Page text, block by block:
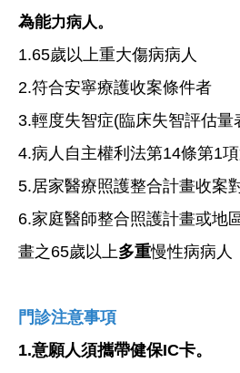
為能力病人。
1.65歲以上重大傷病病人
2.符合安寧療護收案條件者
3.輕度失智症(臨床失智評估量
4.病人自主權利法第14條第1
5.居家醫療照護整合計畫收案
6.家庭醫師整合照護計畫或地
畫之65歲以上多重慢性病病人
門診注意事項
1.意願人須攜帶